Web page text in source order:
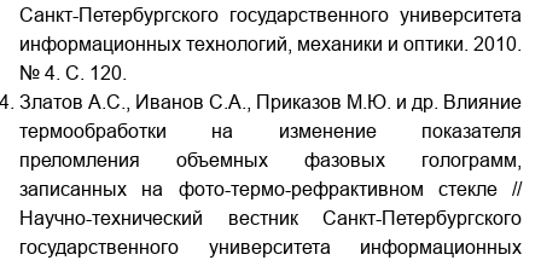
Санкт-Петербургского государственного университета
информационных технологий, механики и оптики. 2010.
№ 4. С. 120.
Златов А.С., Иванов С.А., Приказов М.Ю. и др. Влияние
термообработки на изменение показателя
преломления объемных фазовых голограмм,
записанных на фото-термо-рефрактивном стекле //
Научно-технический вестник Санкт-Петербургского
государственного университета информационных